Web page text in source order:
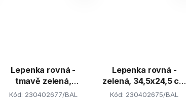
Lepenka rovná -
tmavě zelená,
34,5x24,5 cm (E-
Kód: 230402677/BAL
Lepenka rovná -
zelená, 34,5x24,5 cm
(E-Welle)
Kód: 230402675/BAL